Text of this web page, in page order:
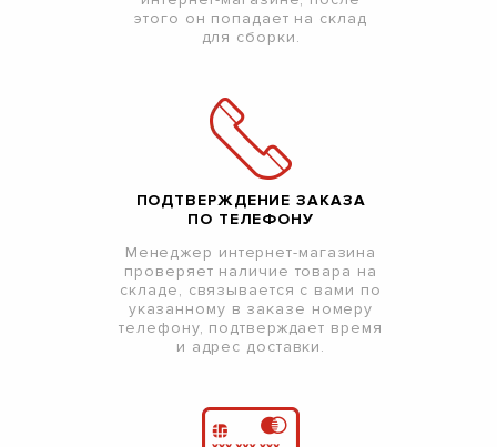
этого он попадает на склад
для сборки.
ПОДТВЕРЖДЕНИЕ ЗАКАЗА
ПО ТЕЛЕФОНУ
Менеджер интернет-магазина
проверяет наличие товара на
складе, связывается с вами по
указанному в заказе номеру
телефону, подтверждает время
и адрес доставки.